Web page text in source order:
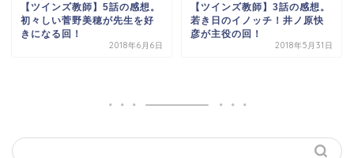
【ツインズ教師】5話の感想。
初々しい菅野美穂が先生を好
きになる回！
2018年6月6日
【ツインズ教師】3話の感想。
若き日のイノッチ！井ノ原快
彦が主役の回！
2018年5月31日